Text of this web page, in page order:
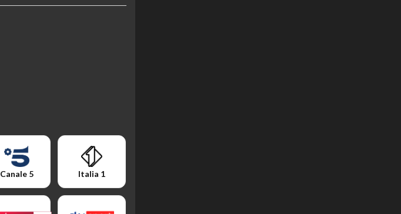
Canale 5 Italia 1